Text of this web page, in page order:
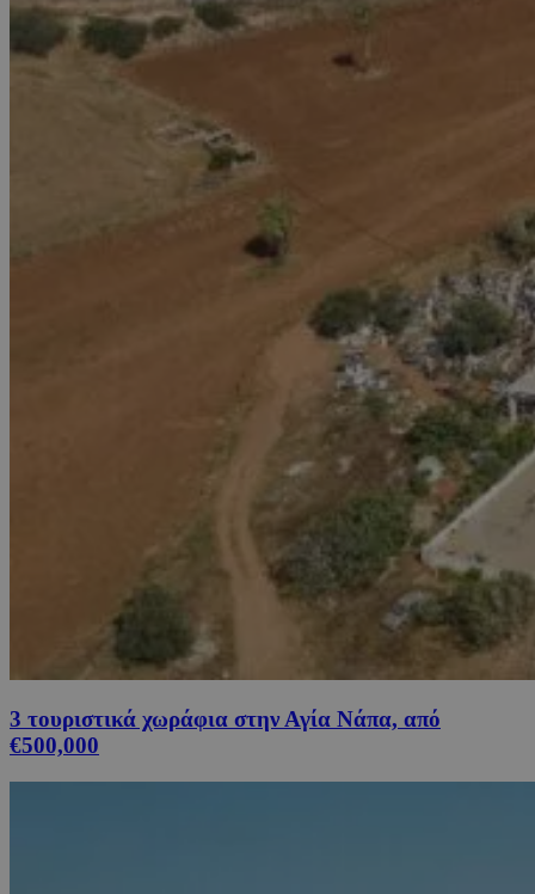
3 τουριστικά χωράφια στην Αγία Νάπα, από
€500,000